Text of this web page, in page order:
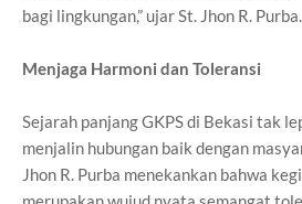
bagi lingkungan,” ujar St. Jhon R. Purba.
Menjaga Harmoni dan Toleransi
Sejarah panjang GKPS di Bekasi tak
menjalin hubungan baik dengan
Jhon R. Purba menekankan bahwa